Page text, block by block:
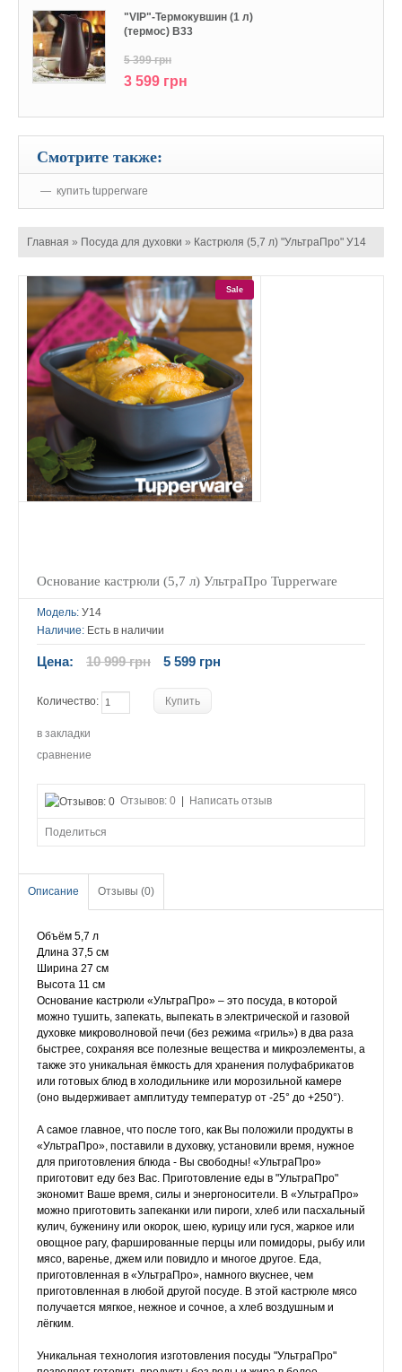
"VIP"-Термокувшин (1 л)
(термос) В33
5 399 грн
3 599 грн
Смотрите также:
купить tupperware
Главная » Посуда для духовки » Кастрюля (5,7 л) "УльтраПро" У14
Sale
Основание кастрюли (5,7 л) УльтраПро Tupperware
Модель: У14
Наличие: Есть в наличии
Цена: 10 999 грн 5 599 грн
Количество:
в закладки
сравнение
Отзывов: 0 Написать отзыв
Поделиться
Описание Отзывы (0)
Объём 5,7 л
Длина 37,5 см
Ширина 27 см
Высота 11 см
Основание кастрюли «УльтраПро» – это посуда, в которой
можно тушить, запекать, выпекать в электрической и газовой
духовке микроволновой печи (без режима «гриль») в два раза
быстрее, сохраняя все полезные вещества и микроэлементы, а
также это уникальная ёмкость для хранения полуфабрикатов
или готовых блюд в холодильнике или морозильной камере
(оно выдерживает амплитуду температур от -25° до +250°).
А самое главное, что после того, как Вы положили продукты в
«УльтраПро», поставили в духовку, установили время, нужное
для приготовления блюда - Вы свободны! «УльтраПро»
приготовит еду без Вас. Приготовление еды в "УльтраПро"
экономит Ваше время, силы и энергоносители. В «УльтраПро»
можно приготовить запеканки или пироги, хлеб или пасхальный
кулич, буженину или окорок, шею, курицу или гуся, жаркое или
овощное рагу, фаршированные перцы или помидоры, рыбу или
мясо, варенье, джем или повидло и многое другое. Еда,
приготовленная в «УльтраПро», намного вкуснее, чем
приготовленная в любой другой посуде. В этой кастрюле мясо
получается мягкое, нежное и сочное, а хлеб воздушным и
лёгким.
Уникальная технология изготовления посуды "УльтраПро"